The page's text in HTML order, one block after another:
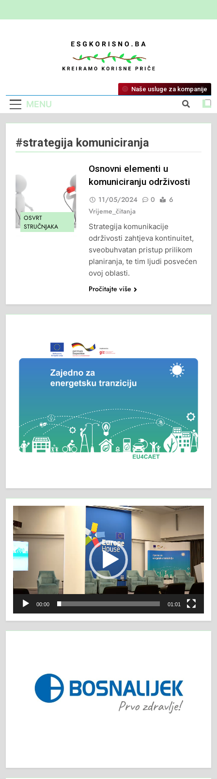
ESG Korisno
Kreiramo Korisne Priče
MENU
Naše usluge za kompanije
#strategija komuniciranja
OSVRT
STRUČNJAKA
Osnovni elementi u
komuniciranju održivosti
11/05/2024 0
6
Vrijeme_čitanja
Strategija komunikacije
održivosti zahtjeva kontinuitet,
sveobuhvatan pristup prilikom
planiranja, te tim ljudi posvećen
ovoj oblasti.
Pročitajte više
Player
00:00 01:01